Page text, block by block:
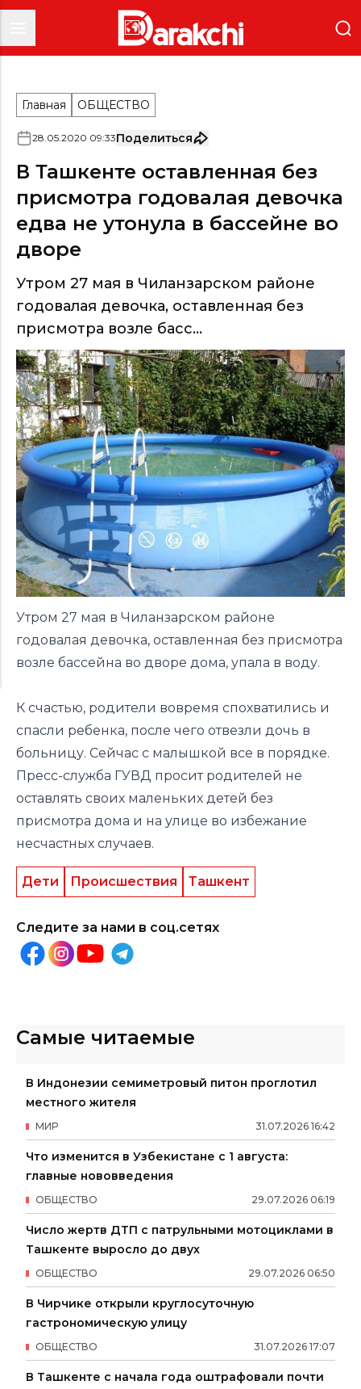
Главная ОБЩЕСТВО
28.05.2020 09:33Поделиться
В Ташкенте оставленная без
присмотра годовалая девочка
едва не утонула в бассейне во
дворе
Утром 27 мая в Чиланзарском районе
годовалая девочка, оставленная без
присмотра возле басс...
Утром 27 мая в Чиланзарском районе
годовалая девочка, оставленная без присмотра
возле бассейна во дворе дома, упала в воду.
К счастью, родители вовремя спохватились и
спасли ребенка, после чего отвезли дочь в
больницу. Сейчас с малышкой все в порядке.
Пресс-служба ГУВД просит родителей не
оставлять своих маленьких детей без
присмотра дома и на улице во избежание
несчастных случаев.
Дети Происшествия Ташкент
Следите за нами в соц.сетях
Самые читаемые
В Индонезии семиметровый питон проглотил
местного жителя
31.07.2026 16:42
МИР
Что изменится в Узбекистане с 1 августа:
главные нововведения
29.07.2026 06:19
ОБЩЕСТВО
Число жертв ДТП с патрульными мотоциклами в
Ташкенте выросло до двух
29.07.2026 06:50
ОБЩЕСТВО
В Чирчике открыли круглосуточную
гастрономическую улицу
31.07.2026 17:07
ОБЩЕСТВО
В Ташкенте с начала года оштрафовали почти